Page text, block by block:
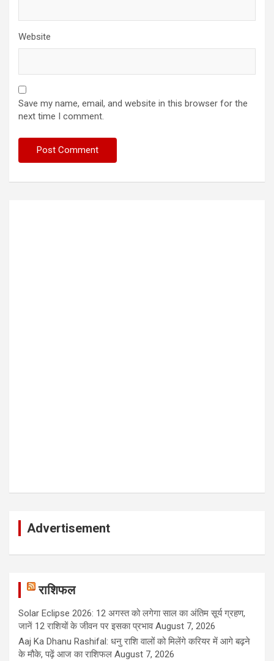
Website
Save my name, email, and website in this browser for the
next time I comment.
Advertisement
राशिफल
Solar Eclipse 2026: 12 अगस्त को लगेगा साल का अंतिम सूर्य ग्रहण,
जानें 12 राशियों के जीवन पर इसका प्रभाव August 7, 2026
Aaj Ka Dhanu Rashifal: धनु राशि वालों को मिलेंगे करियर में आगे बढ़ने
के मौके, पढ़ें आज का राशिफल August 7, 2026